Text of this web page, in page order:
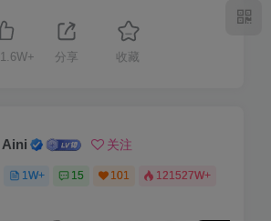
1.6W+ 分享 收藏
Aini 关注
1W+ 15 101 121527W+